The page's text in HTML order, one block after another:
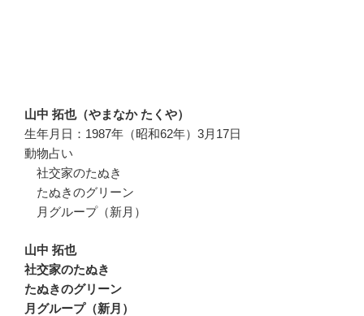
山中 拓也（やまなか たくや）
生年月日：1987年（昭和62年）3月17日
動物占い
社交家のたぬき
たぬきのグリーン
月グループ（新月）
山中 拓也
社交家のたぬき
たぬきのグリーン
月グループ（新月）